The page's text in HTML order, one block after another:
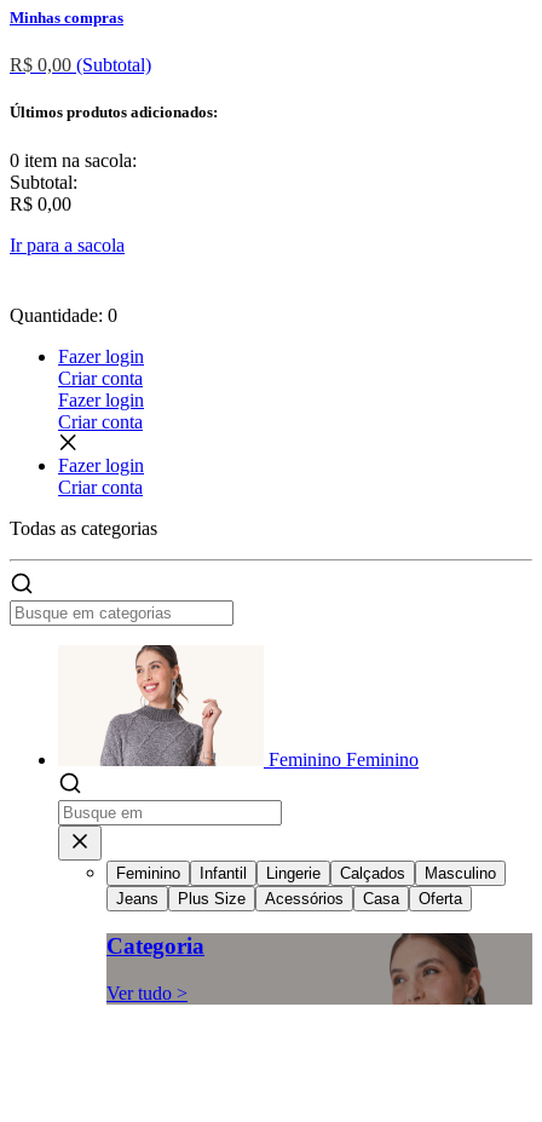
Minhas compras
R$ 0,00 (Subtotal)
Últimos produtos adicionados:
0 item na sacola:
Subtotal:
R$ 0,00
Ir para a sacola
Quantidade: 0
Fazer login
Criar conta
Fazer login
Criar conta
Fazer login
Criar conta
Todas as categorias
Feminino Feminino
Feminino Infantil Lingerie Calçados
Masculino
Jeans
Plus Size Acessórios Casa Oferta
Categoria
Ver tudo >